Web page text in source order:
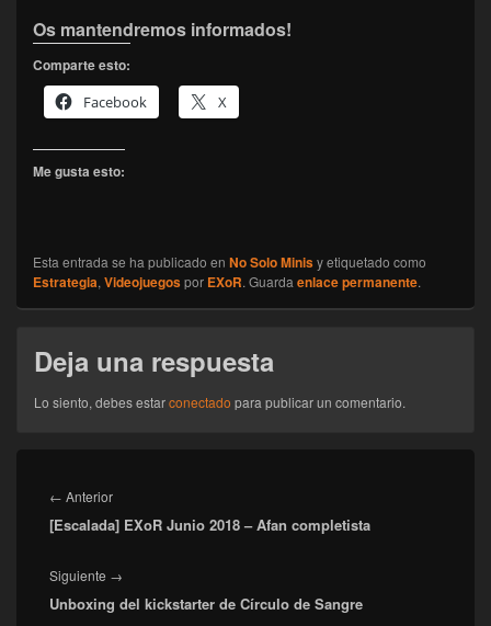
Os mantendremos informados!
Comparte esto:
Facebook
X
Me gusta esto:
Esta entrada se ha publicado en No Solo Minisy etiquetado como
Estrategia, Videojuegospor EXoR. Guarda enlace permanente.
Deja una respuesta
Lo siento, debes estarconectado para publicar un comentario.
de
entradas
← AnteriorEntrada
anterior:
[Escalada] EXoR Junio 2018 – Afan completista
Siguiente →
siguiente:
Unboxing del kickstarter de Círculo de Sangre